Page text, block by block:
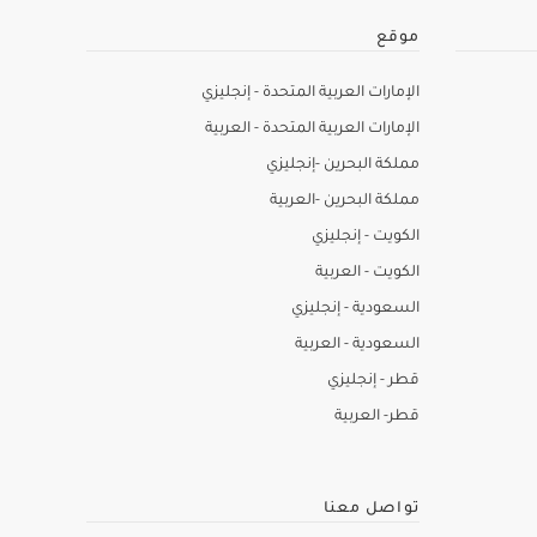
موقع
الإمارات العربية المتحدة - إنجليزي
الإمارات العربية المتحدة - العربية
مملكة البحرين -إنجليزي
مملكة البحرين -العربية
الكويت - إنجليزي
الكويت - العربية
السعودية - إنجليزي
السعودية - العربية
قطر - إنجليزي
قطر- العربية
تواصل معنا